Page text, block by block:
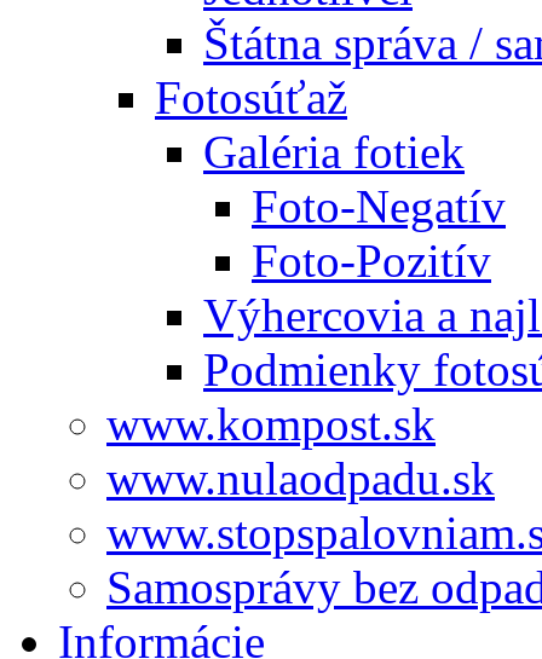
Štátna správa /
Fotosúťaž
Galéria fotiek
Foto-Negatív
Foto-Pozitív
Výhercovia a
Podmienky
www.kompost.sk
www.nulaodpadu.sk
Samosprávy bez
Informácie